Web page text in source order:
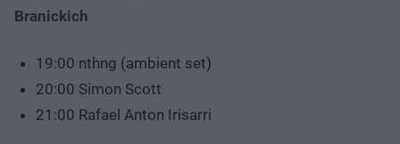
Branickich
19:00 nthng (ambient set)
20:00 Simon Scott
21:00 Rafael Anton Irisarri